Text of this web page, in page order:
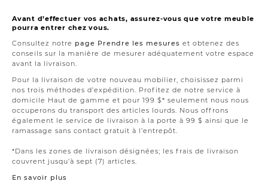
Avant d’effectuer vos achats, assurez-vous que votre meuble
pourra entrer chez vous.
Consultez notre page Prendre les mesures et obtenez des
conseils sur la manière de mesurer adéquatement votre espace
avant la livraison.
Pour la livraison de votre nouveau mobilier, choisissez parmi
nos trois méthodes d’expédition. Profitez de notre service à
domicile Haut de gamme et pour 199 $* seulement nous nous
occuperons du transport des articles lourds. Nous offrons
également le service de livraison à la porte à 99 $ ainsi que le
ramassage sans contact gratuit à l’entrepôt.
*Dans les zones de livraison désignées; les frais de livraison
couvrent jusqu’à sept (7) articles.
En savoir plus